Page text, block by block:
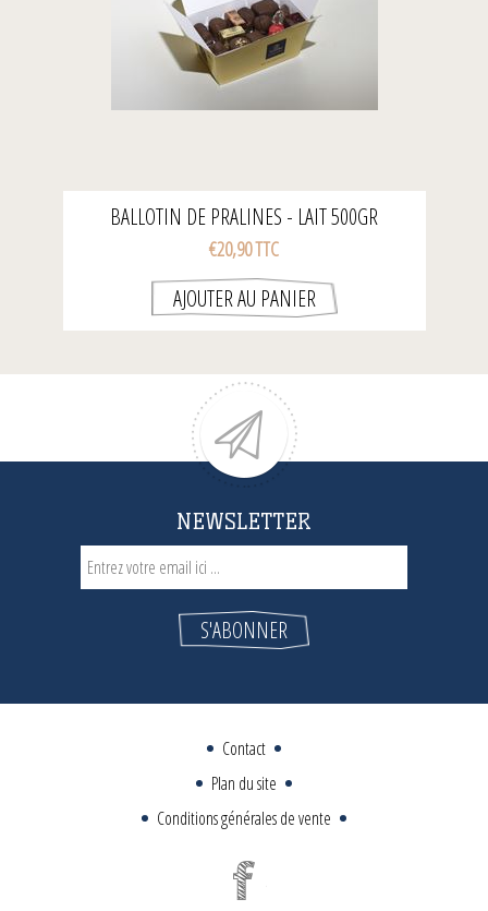
BALLOTIN DE PRALINES - LAIT 500GR
€20,90 TTC
NEWSLETTER
Contact
Plan du site
Conditions générales de vente